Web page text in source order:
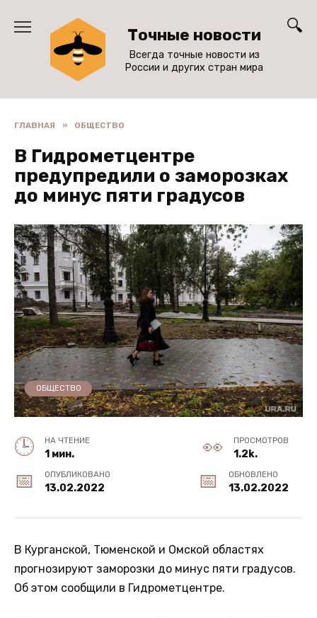
содержанию
Точные новости
Всегда точные новости из
России и других стран мира
ГЛАВНАЯ » ОБЩЕСТВО
В Гидрометцентре
предупредили о заморозках
до минус пяти градусов
ОБЩЕСТВО
НА ЧТЕНИЕ
1 мин.
ПРОСМОТРОВ
1.2k.
ОПУБЛИКОВАНО
13.02.2022
ОБНОВЛЕНО
13.02.2022
В Курганской, Тюменской и Омской областях
прогнозируют заморозки до минус пяти градусов.
Об этом сообщили в Гидрометцентре.